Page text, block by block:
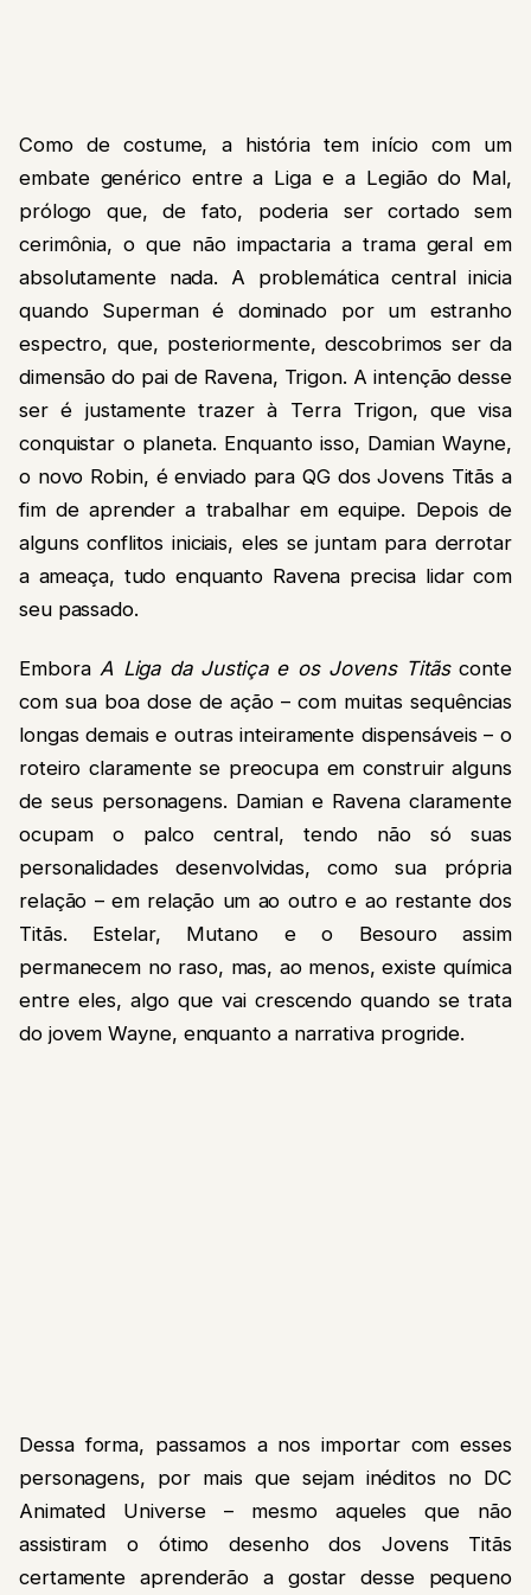
Como de costume, a história tem início com um
embate genérico entre a Liga e a Legião do Mal,
prólogo que, de fato, poderia ser cortado sem
cerimônia, o que não impactaria a trama geral em
absolutamente nada. A problemática central inicia
quando Superman é dominado por um estranho
espectro, que, posteriormente, descobrimos ser da
dimensão do pai de Ravena, Trigon. A intenção desse
ser é justamente trazer à Terra Trigon, que visa
conquistar o planeta. Enquanto isso, Damian Wayne,
o novo Robin, é enviado para QG dos Jovens Titãs a
fim de aprender a trabalhar em equipe. Depois de
alguns conflitos iniciais, eles se juntam para derrotar
a ameaça, tudo enquanto Ravena precisa lidar com
seu passado.
EmboraA Liga da Justiça e os Jovens Titãsconte
com sua boa dose de ação – com muitas sequências
longas demais e outras inteiramente dispensáveis – o
roteiro claramente se preocupa em construir alguns
de seus personagens. Damian e Ravena claramente
ocupam o palco central, tendo não só suas
personalidades desenvolvidas, como sua própria
relação – em relação um ao outro e ao restante dos
Titãs. Estelar, Mutano e o Besouro assim
permanecem no raso, mas, ao menos, existe química
entre eles, algo que vai crescendo quando se trata
do jovem Wayne, enquanto a narrativa progride.
Dessa forma, passamos a nos importar com esses
personagens, por mais que sejam inéditos no DC
Animated Universe – mesmo aqueles que não
assistiram o ótimo desenho dos Jovens Titãs
certamente aprenderão a gostar desse pequeno